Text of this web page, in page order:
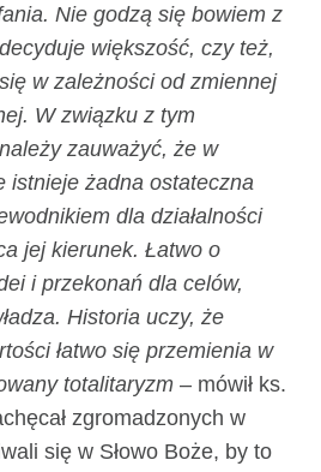
Nie godzą się bowiem z
większość, czy też,
w zależności od zmiennej
W związku z tym
zauważyć, że w
istnieje żadna ostateczna
dla działalności
jej kierunek. Łatwo o
i przekonań dla celów,
Historia uczy, że
łatwo się przemienia w
totalitaryzm – mówił ks.
zgromadzonych w
się w Słowo Boże, by to